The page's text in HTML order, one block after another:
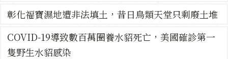
彰化福寶濕地遭非法填土，昔日鳥類天堂只剩廢土堆
COVID-19導致數百萬圈養水貂死亡，美國確診第一
隻野生水貂感染